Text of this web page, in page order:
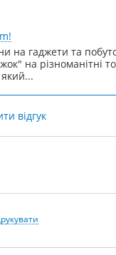
на гаджети та
на різноманітні
відгук